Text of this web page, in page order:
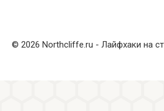
© 2026 Northcliffe.ru - Лайфхаки на